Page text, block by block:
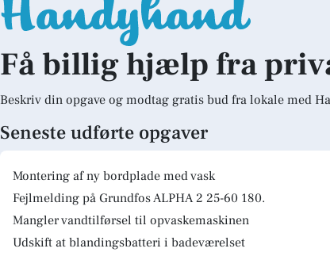
Få billig hjælp fra
Beskriv din opgave og modtag gratis bud fra lokale med
Seneste udførte opgaver
Montering af ny bordplade med vask
Fejlmelding på Grundfos ALPHA 2 25-60 180.
Mangler vandtilførsel til opvaskemaskinen
Udskift at blandingsbatteri i badeværelset